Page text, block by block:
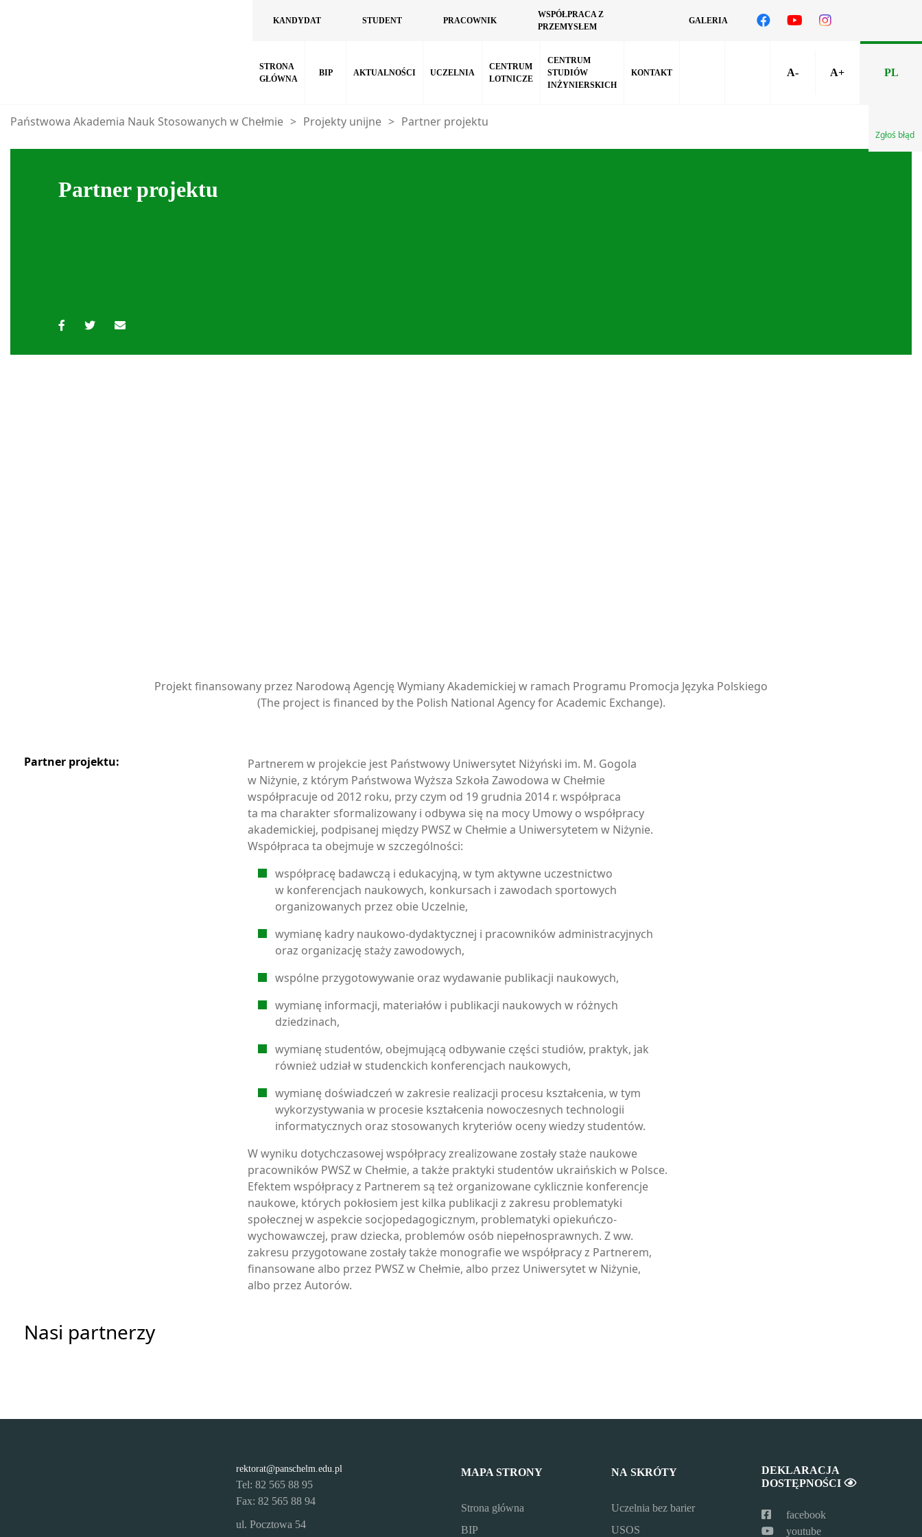
KANDYDAT STUDENT PRACOWNIK
WSPÓŁPRACA Z
PRZEMYSŁEM
GALERIA
STRONA
GŁÓWNA
BIP AKTUALNOŚCI UCZELNIA
CENTRUM
LOTNICZE
CENTRUM
STUDIÓW
INŻYNIERSKICH
KONTAKT A- A+ PL
Zgłoś błąd
Państwowa Akademia Nauk Stosowanych w Chełmie > Projekty unijne > Partner projektu
Partner projektu
Projekt finansowany przez Narodową Agencję Wymiany Akademickiej w ramach Programu Promocja Języka Polskiego
(The project is financed by the Polish National Agency for Academic Exchange).
Partner projektu:
Partnerem w projekcie jest Państwowy Uniwersytet Niżyński im. M. Gogola
w Niżynie, z którym Państwowa Wyższa Szkoła Zawodowa w Chełmie
współpracuje od 2012 roku, przy czym od 19 grudnia 2014 r. współpraca
ta ma charakter sformalizowany i odbywa się na mocy Umowy o współpracy
akademickiej, podpisanej między PWSZ w Chełmie a Uniwersytetem w Niżynie.
Współpraca ta obejmuje w szczególności:
współpracę badawczą i edukacyjną, w tym aktywne uczestnictwo
w konferencjach naukowych, konkursach i zawodach sportowych
organizowanych przez obie Uczelnie,
wymianę kadry naukowo-dydaktycznej i pracowników administracyjnych
oraz organizację staży zawodowych,
wspólne przygotowywanie oraz wydawanie publikacji naukowych,
wymianę informacji, materiałów i publikacji naukowych w różnych
dziedzinach,
wymianę studentów, obejmującą odbywanie części studiów, praktyk, jak
również udział w studenckich konferencjach naukowych,
wymianę doświadczeń w zakresie realizacji procesu kształcenia, w tym
wykorzystywania w procesie kształcenia nowoczesnych technologii
informatycznych oraz stosowanych kryteriów oceny wiedzy studentów.
W wyniku dotychczasowej współpracy zrealizowane zostały staże naukowe
pracowników PWSZ w Chełmie, a także praktyki studentów ukraińskich w Polsce.
Efektem współpracy z Partnerem są też organizowane cyklicznie konferencje
naukowe, których pokłosiem jest kilka publikacji z zakresu problematyki
społecznej w aspekcie socjopedagogicznym, problematyki opiekuńczo-
wychowawczej, praw dziecka, problemów osób niepełnosprawnych. Z ww.
zakresu przygotowane zostały także monografie we współpracy z Partnerem,
finansowane albo przez PWSZ w Chełmie, albo przez Uniwersytet w Niżynie,
albo przez Autorów.
Nasi partnerzy
rektorat@panschelm.edu.pl
Tel: 82 565 88 95
Fax: 82 565 88 94
ul. Pocztowa 54
MAPA STRONY
Strona główna
BIP
NA SKRÓTY
Uczelnia bez barier
USOS
DEKLARACJA
DOSTĘPNOŚCI
facebook
youtube